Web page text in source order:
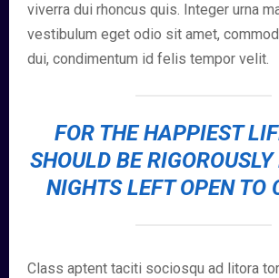
viverra dui rhoncus quis. Integer urna
vestibulum eget odio sit amet,
dui, condimentum id felis tempor velit.
FOR THE HAPPIEST
SHOULD BE
NIGHTS LEFT OPEN TO
Class aptent taciti sociosqu ad litora